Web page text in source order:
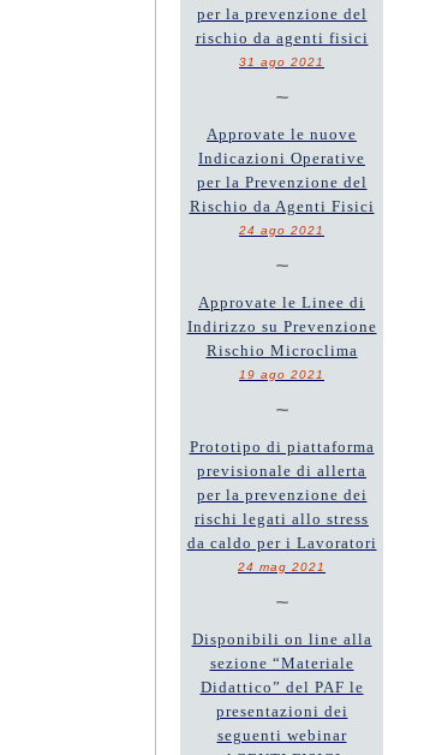
per la prevenzione del
rischio da agenti fisici
31 ago 2021
~
Approvate le nuove
Indicazioni Operative
per la Prevenzione del
Rischio da Agenti Fisici
24 ago 2021
~
Approvate le Linee di
Indirizzo su Prevenzione
Rischio Microclima
19 ago 2021
~
Prototipo di piattaforma
previsionale di allerta
per la prevenzione dei
rischi legati allo stress
da caldo per i Lavoratori
24 mag 2021
~
Disponibili on line alla
sezione “Materiale
Didattico” del PAF le
presentazioni dei
seguenti webinar